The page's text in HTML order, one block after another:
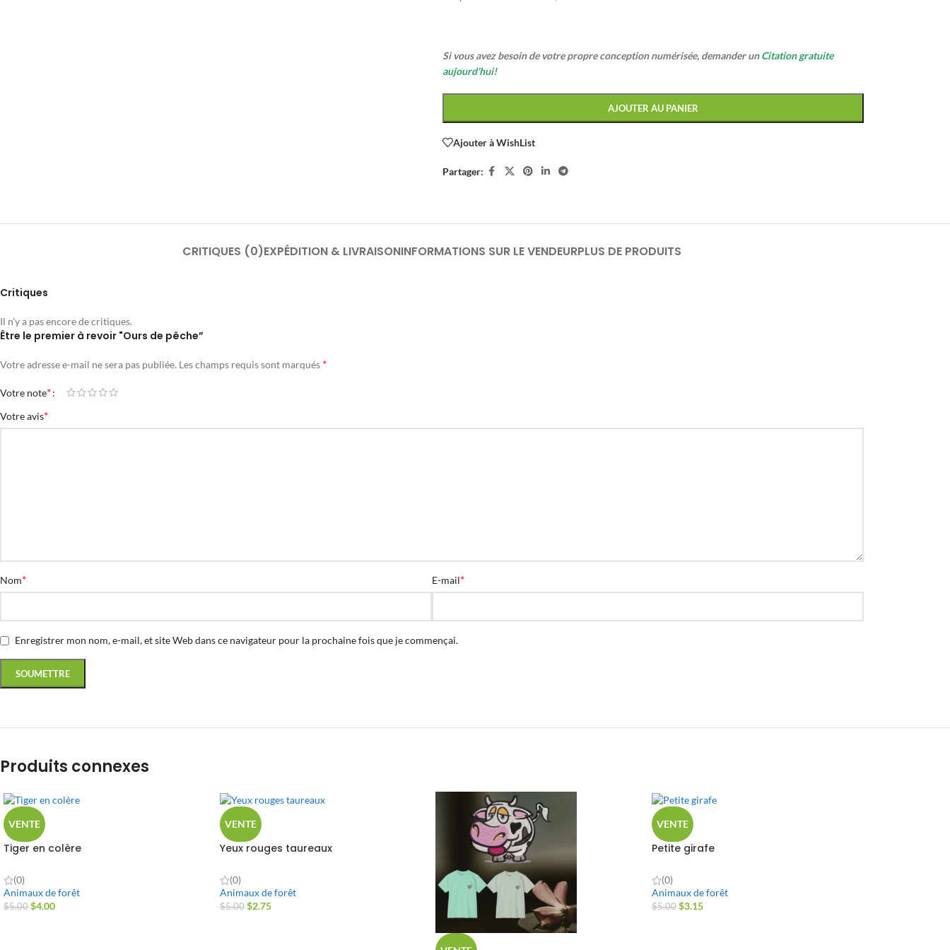
Si vous avez besoin de votre propre conception numérisée, demander unCitation gratuite
aujourd'hui!
AJOUTER AU PANIER
Ajouter à WishList
Partager:
CRITIQUES (0)EXPÉDITION & LIVRAISONINFORMATIONS SUR LE VENDEURPLUS DE PRODUITS
Critiques
Il n'y a pas encore de critiques.
Être le premier à revoir "Ours de pêche”
Votre adresse e-mail ne sera pas publiée. Les champs requis sont marqués *
Votre note*
Votre avis*
Nom* E-mail*
Enregistrer mon nom, e-mail, et site Web dans ce navigateur pour la prochaine fois que je commençai.
Produits connexes
VENTE
Tiger en colère
(0)
Animaux de forêt
$5.00 $4.00
VENTE
Yeux rouges taureaux
(0)
Animaux de forêt
$5.00 $2.75
VENTE
Petite girafe
(0)
Animaux de forêt
$5.00 $3.15